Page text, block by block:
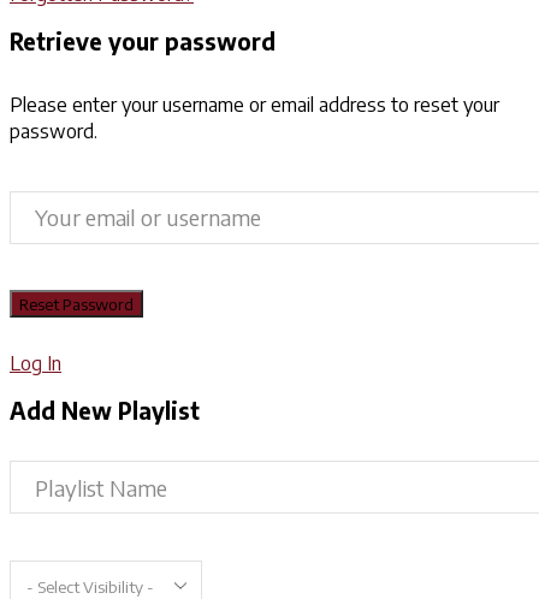
Retrieve your password
Please enter your username or email address to reset your
password.
Log In
Add New Playlist